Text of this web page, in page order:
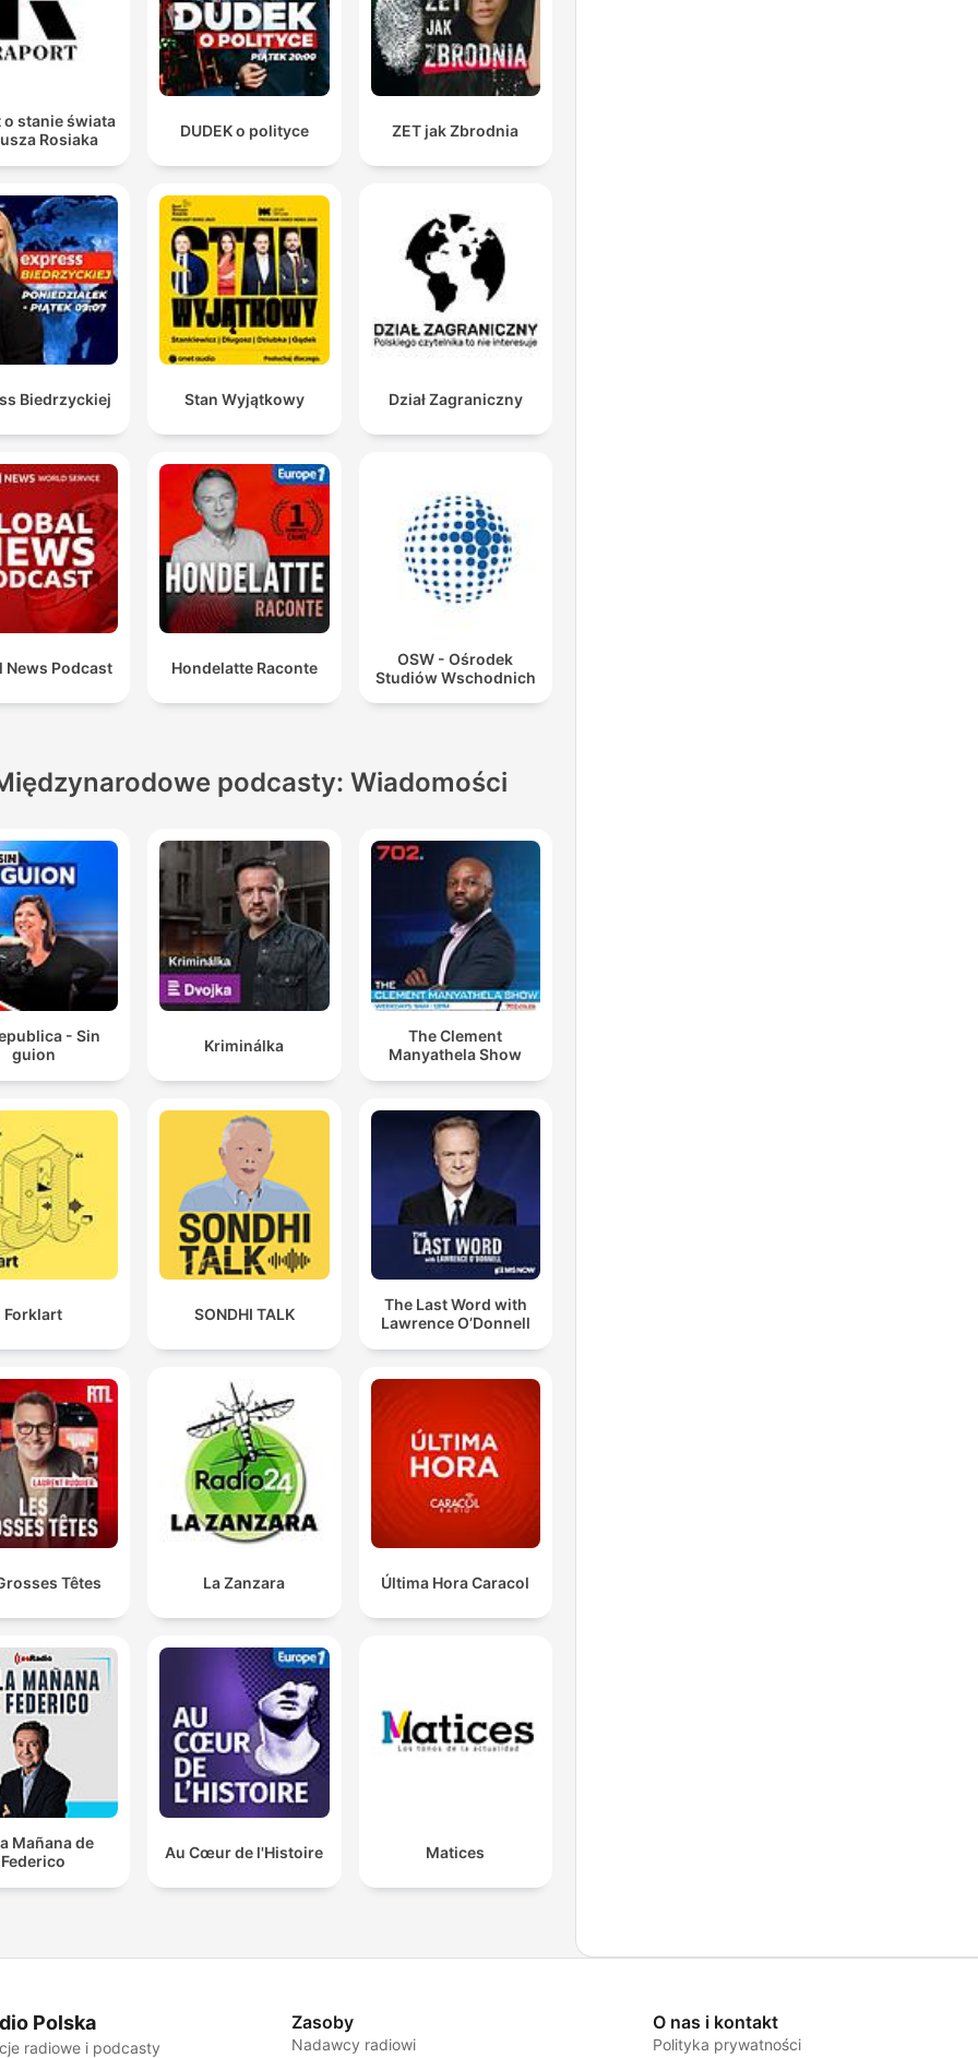
o stanie świata
Rosiaka
DUDEK o polityce ZET jak Zbrodnia
Biedrzyckiej Stan Wyjątkowy Dział Zagraniczny
News Podcast Hondelatte Raconte
OSW - Ośrodek
Studiów Wschodnich
podcasty: Wiadomości
- Sin
guion
Kriminálka
The Clement
Manyathela Show
Forklart SONDHI TALK
The Last Word with
Lawrence O’Donnell
Têtes La Zanzara Última Hora Caracol
Mañana de
Federico
Au Cœur de l'Histoire Matices
Polska
radiowe i podcasty
Zasoby
Nadawcy radiowi
O nas i kontakt
Polityka prywatności